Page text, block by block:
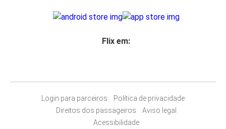
Flix em:
Login para parceiros
Política de privacidade
Direitos dos passageiros
Aviso legal
Acessibilidade